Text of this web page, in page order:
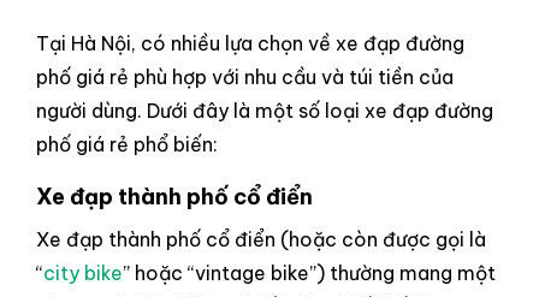
Tại Hà Nội, có nhiều lựa chọn về xe đạp đường
phố giá rẻ phù hợp với nhu cầu và túi tiền của
người dùng. Dưới đây là một số loại xe đạp đường
phố giá rẻ phổ biến:
Xe đạp thành phố cổ điển
Xe đạp thành phố cổ điển (hoặc còn được gọi là
“city bike” hoặc “vintage bike”) thường mang một